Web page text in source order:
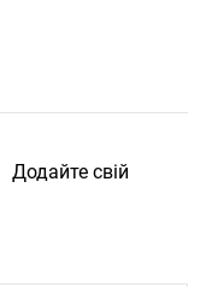
Додайте свій